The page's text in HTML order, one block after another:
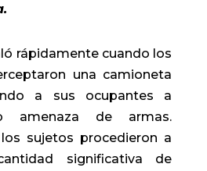
rápidamente cuando los
una camioneta
a sus ocupantes a
amenaza de armas.
sujetos procedieron a
significativa de